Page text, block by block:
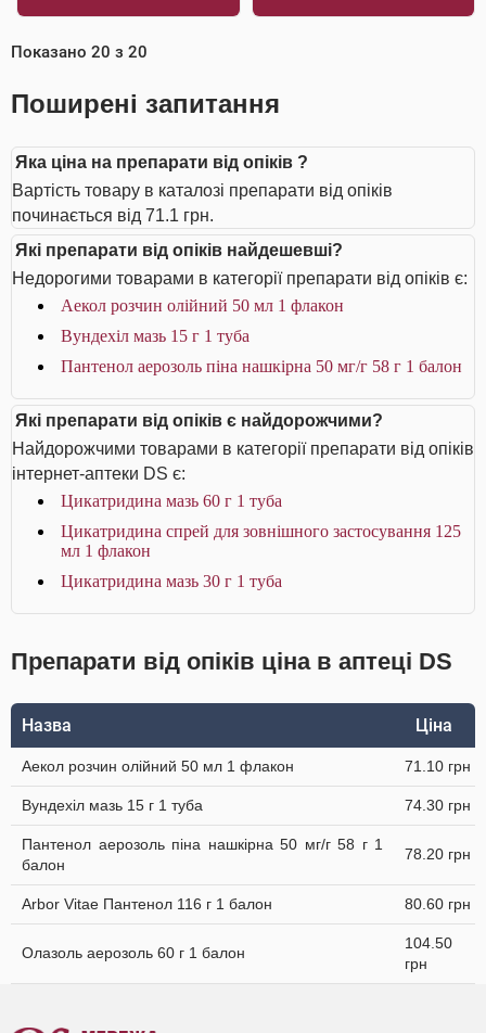
Показано 20 з 20
Поширені запитання
Яка ціна на препарати від опіків ?
Вартість товару в каталозі препарати від опіків
починається від 71.1 грн.
Які препарати від опіків найдешевші?
Недорогими товарами в категорії препарати від опіків є:
Аекол розчин олійний 50 мл 1 флакон
Вундехіл мазь 15 г 1 туба
Пантенол аерозоль піна нашкірна 50 мг/г 58 г 1 балон
Які препарати від опіків є найдорожчими?
Найдорожчими товарами в категорії препарати від опіків
інтернет-аптеки DS є:
Цикатридина мазь 60 г 1 туба
Цикатридина спрей для зовнішного застосування 125
мл 1 флакон
Цикатридина мазь 30 г 1 туба
Препарати від опіків ціна в аптеці DS
Назва Ціна
Аекол розчин олійний 50 мл 1 флакон 71.10 грн
Вундехіл мазь 15 г 1 туба 74.30 грн
Пантенол аерозоль піна нашкірна 50 мг/г 58 г 1
балон
78.20 грн
Arbor Vitae Пантенол 116 г 1 балон 80.60 грн
Олазоль аерозоль 60 г 1 балон
104.50
грн